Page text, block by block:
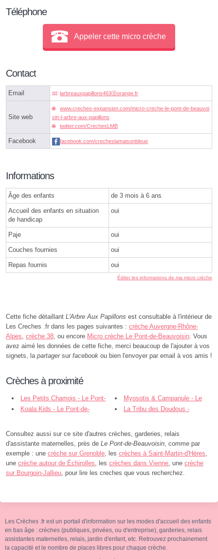
Téléphone
Appeler cette micro crèche
Contact
Email larbreauxpapillons463ⓐorange.fr
Site web
www.creches-expansion.com/micro-creche-le-pont-de-beauvoi
sin-l-arbre-aux-papillons
twitter.com/CrechesLMB
Facebook facebook.com/crecheslamaisonbleue
Informations
Âge des enfants de 3 mois à 6 ans
Accueil des enfants en situation
de handicap
oui
Paje oui
Couches fournies oui
Repas fournis oui
Éditer les informations de ma micro crèche
Cette fiche détaillant L'Arbre Aux Papillons est consultable à l'intérieur de
Les Creches .fr dans les pages suivantes : crèche Auvergne-Rhône-
Alpes, crèche 38, ou encore Micro crèche Le Pont-de-Beauvoisin. Vous
avez aimé les données de cette fiche, merci beaucoup de l'ajouter à vos
signets, la partagersur facebook ou bien l'envoyer par email à vos amis !
Crèches à proximité
Les Petits Chamois - Le Pont-
de-Beauvoisin
Myosotis & Campanule - Le
Pont-de-Beauvoisin
Koala Kids - Le Pont-de-
La Tribu des Doudous -
Consultez aussi sur ce site d'autres crèches, garderies, relais
d'assistante maternelles, près de Le Pont-de-Beauvoisin, comme par
exemple : une crèche sur Grenoble, les crèches à Saint-Martin-d'Hères,
une crèche autour de Échirolles, les crèches dans Vienne, une crèche
sur Bourgoin-Jallieu, pour lire les creches que vous recherchez.
Les Crèches .fr est un portail d'information sur les modes d'accueil des enfants
en bas âge : crèches (publiques, privées, ou d'entreprise), garderies, relais
assistantes maternelles, relais, jardin d'enfant, etc. Retrouvez prochainement
la capacité et le nombre de places libres pour chaque crèche.